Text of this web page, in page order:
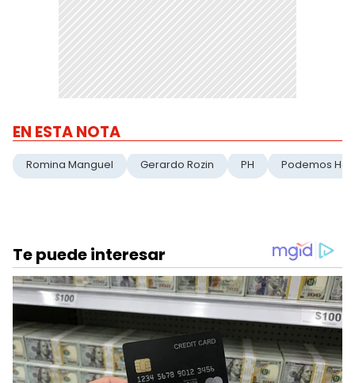
EN ESTA NOTA
Romina Manguel Gerardo Rozin PH Podemos